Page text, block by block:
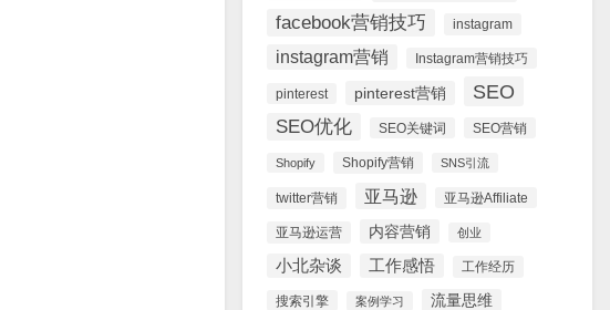
facebook营销技巧 instagram
instagram营销 Instagram营销技巧
pinterest pinterest营销 SEO
SEO优化 SEO关键词 SEO营销
Shopify Shopify营销 SNS引流
twitter营销 亚马逊 亚马逊Affiliate
亚马逊运营 内容营销 创业
小北杂谈 工作感悟 工作经历
搜索引擎 案例学习 流量思维